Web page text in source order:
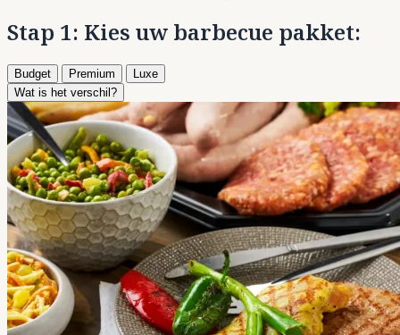
Stap 1: Kies uw barbecue pakket:
Budget Premium
Luxe
Wat is het verschil?